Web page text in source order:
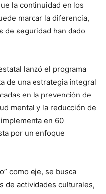
la continuidad en los
marcar la diferencia,
de seguridad han dado
lanzó el programa
de una estrategia integral
en la prevención de
mental y la reducción de
en 60
por un enfoque
como eje, se busca
de actividades culturales,